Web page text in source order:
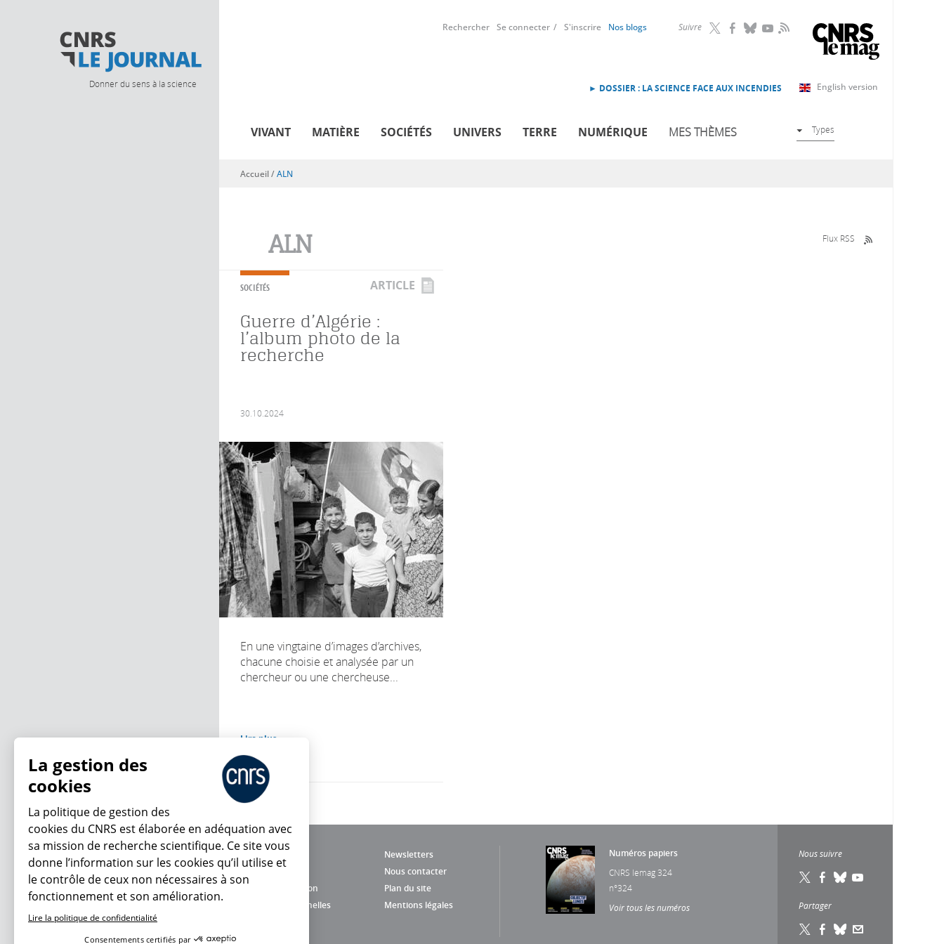
Donner du sens à la science
Suivre RSS
Rechercher Se connecter S'inscrire Nos blogs
English version
► DOSSIER : LA SCIENCE FACE AUX INCENDIES
VIVANT MATIÈRE SOCIÉTÉS UNIVERS TERRE NUMÉRIQUE MES THÈMES Types
Vous êtes ici
Accueil/ALN
ALN Flux RSS
SOCIÉTÉS ARTICLE
Guerre d’Algérie :
l’album photo de la
recherche
30.10.2024
En une vingtaine d’images d’archives,
chacune choisie et analysée par un
chercheur ou une chercheuse...
Lire plus
Newsletters
Nous contacter
Charte d'utilisation
Plan du site
Données personnelles
Mentions légales
Numéros papiers
CNRS lemag 324
n°324
Voir tous les numéros
Nous suivre
Partager
En ce moment
La gestion des
cookies
La politique de gestion des
cookies du CNRS est élaborée en adéquation avec
sa mission de recherche scientifique. Ce site vous
donne l’information sur les cookies qu’il utilise et
le contrôle de ceux non nécessaires à son
fonctionnement et son amélioration.
Lire la politique de confidentialité
Consentements certifiés par